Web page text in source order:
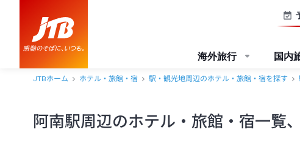
海外旅行 国内
JTBホーム ホテル・旅館・宿 駅・観光地周辺のホテル・旅館・宿を探す
阿南駅周辺のホテル・旅館・宿一覧